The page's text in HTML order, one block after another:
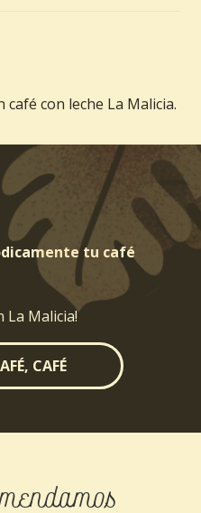
con leche La Malicia.
tu café
La Malicia!
CAFÉ